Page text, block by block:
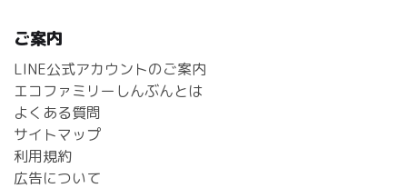
ご案内
LINE公式アカウントのご案内
エコファミリーしんぶんとは
よくある質問
サイトマップ
利用規約
広告について